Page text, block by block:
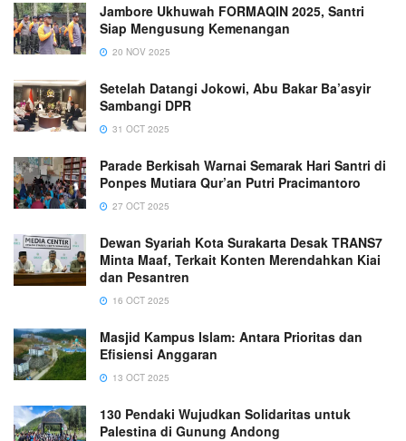
Jambore Ukhuwah FORMAQIN 2025, Santri
Siap Mengusung Kemenangan
20 NOV 2025
Setelah Datangi Jokowi, Abu Bakar Ba’asyir
Sambangi DPR
31 OCT 2025
Parade Berkisah Warnai Semarak Hari Santri di
Ponpes Mutiara Qur’an Putri Pracimantoro
27 OCT 2025
Dewan Syariah Kota Surakarta Desak TRANS7
Minta Maaf, Terkait Konten Merendahkan Kiai
dan Pesantren
16 OCT 2025
Masjid Kampus Islam: Antara Prioritas dan
Efisiensi Anggaran
13 OCT 2025
130 Pendaki Wujudkan Solidaritas untuk
Palestina di Gunung Andong